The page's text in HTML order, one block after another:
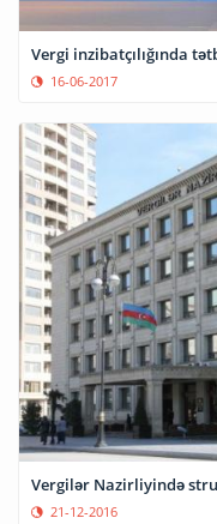
Vergi
16-06-2017
Vergilər Nazirliyində
21-12-2016